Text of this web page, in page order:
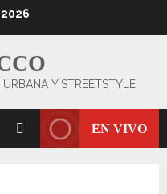
Y STREETSTYLE
EN VIVO